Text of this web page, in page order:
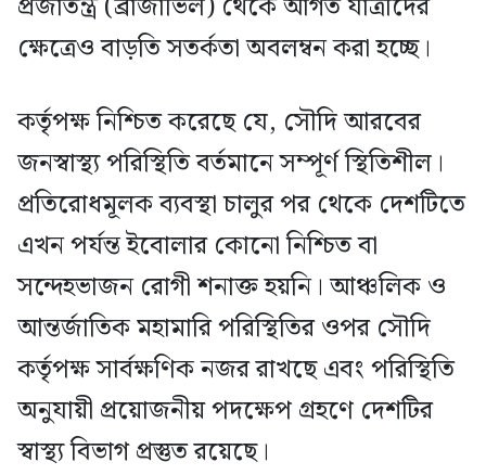
ক্ষেত্রেও বাড়তি সতর্কতা অবলম্বন করা হচ্ছে।
কর্তৃপক্ষ নিশ্চিত করেছে যে, সৌদি আরবের
জনস্বাস্থ্য পরিস্থিতি বর্তমানে সম্পূর্ণ স্থিতিশীল।
প্রতিরোধমূলক ব্যবস্থা চালুর পর থেকে দেশটিতে
এখন পর্যন্ত ইবোলার কোনো নিশ্চিত বা
সন্দেহভাজন রোগী শনাক্ত হয়নি। আঞ্চলিক ও
আন্তর্জাতিক মহামারি পরিস্থিতির ওপর সৌদি
কর্তৃপক্ষ সার্বক্ষণিক নজর রাখছে এবং পরিস্থিতি
অনুযায়ী প্রয়োজনীয় পদক্ষেপ গ্রহণে দেশটির
স্বাস্থ্য বিভাগ প্রস্তুত রয়েছে।